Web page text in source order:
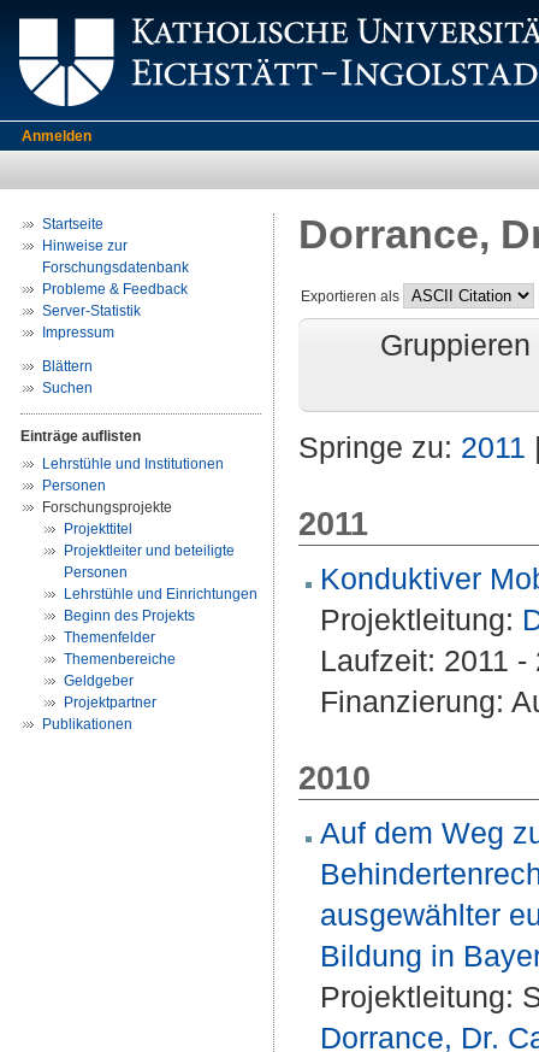
Anmelden
Startseite
Hinweise zur
Forschungsdatenbank
Probleme & Feedback
Server-Statistik
Impressum
Blättern
Suchen
Einträge auflisten
Lehrstühle und Institutionen
Personen
Forschungsprojekte
Projekttitel
Projektleiter und beteiligte
Personen
Lehrstühle und Einrichtungen
Beginn des Projekts
Themenfelder
Themenbereiche
Geldgeber
Projektpartner
Publikationen
Dorrance,
Exportieren als
Springe zu: 2011
2011
Konduktiver
Projektleitung:
Laufzeit: 2011
Finanzierung:
2010
Auf dem Weg
ausgewählter
Bildung in
Projektleitung:
Dorrance, Dr.